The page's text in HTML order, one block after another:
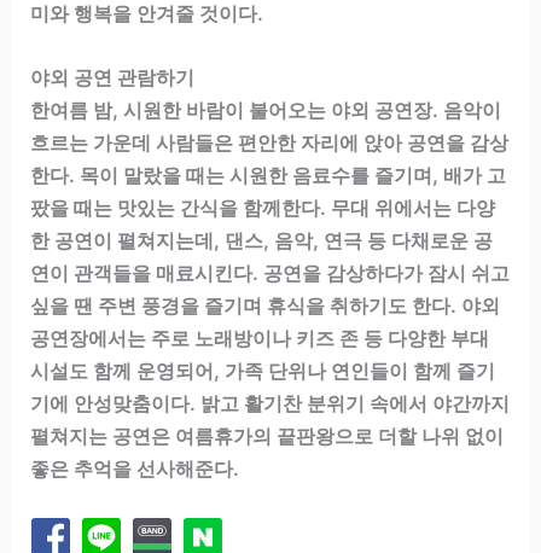
미와 행복을 안겨줄 것이다.
야외 공연 관람하기
한여름 밤, 시원한 바람이 불어오는 야외 공연장. 음악이
흐르는 가운데 사람들은 편안한 자리에 앉아 공연을 감상
한다. 목이 말랐을 때는 시원한 음료수를 즐기며, 배가 고
팠을 때는 맛있는 간식을 함께한다. 무대 위에서는 다양
한 공연이 펼쳐지는데, 댄스, 음악, 연극 등 다채로운 공
연이 관객들을 매료시킨다. 공연을 감상하다가 잠시 쉬고
싶을 땐 주변 풍경을 즐기며 휴식을 취하기도 한다. 야외
공연장에서는 주로 노래방이나 키즈 존 등 다양한 부대
시설도 함께 운영되어, 가족 단위나 연인들이 함께 즐기
기에 안성맞춤이다. 밝고 활기찬 분위기 속에서 야간까지
펼쳐지는 공연은 여름휴가의 끝판왕으로 더할 나위 없이
좋은 추억을 선사해준다.